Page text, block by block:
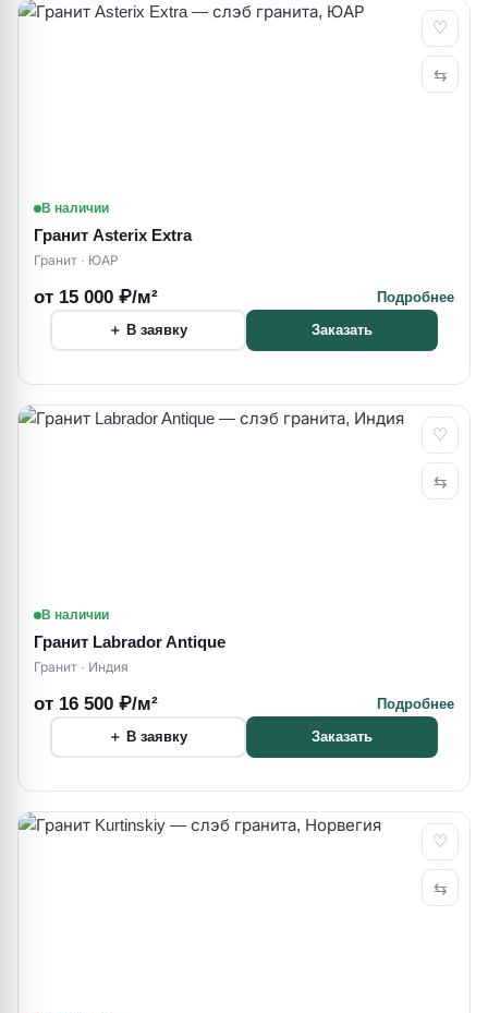
♡
⇆
В наличии
Гранит Asterix Extra
Гранит · ЮАР
от 15 000 ₽/м² Подробнее
＋ В заявку Заказать
♡
⇆
В наличии
Гранит Labrador Antique
Гранит · Индия
от 16 500 ₽/м² Подробнее
＋ В заявку Заказать
♡
⇆